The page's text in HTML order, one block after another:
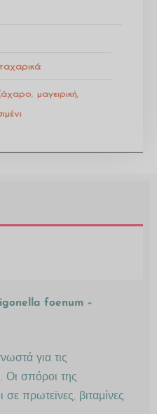
, μαγειρική,
foenum –
για τις
Οι σπόροι της
σε πρωτεϊνες, βιταμίνες